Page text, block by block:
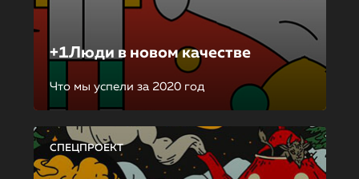
+1Люди в новом качестве
Что мы успели за 2020 год
СПЕЦПРОЕКТ